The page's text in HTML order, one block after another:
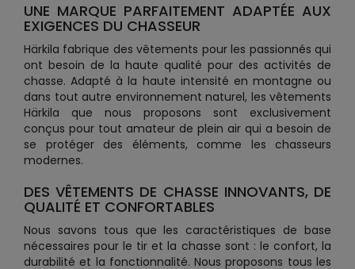
UNE MARQUE PARFAITEMENT ADAPTÉE AUX
EXIGENCES DU CHASSEUR
Härkila fabrique des vêtements pour les passionnés qui
ont besoin de la haute qualité pour des activités de
chasse. Adapté à la haute intensité en montagne ou
dans tout autre environnement naturel, les vêtements
Härkila que nous proposons sont exclusivement
conçus pour tout amateur de plein air qui a besoin de
se protéger des éléments, comme les chasseurs
modernes.
DES VÊTEMENTS DE CHASSE INNOVANTS, DE
QUALITÉ ET CONFORTABLES
Nous savons tous que les caractéristiques de base
nécessaires pour le tir et la chasse sont : le confort, la
durabilité et la fonctionnalité. Nous proposons tous les